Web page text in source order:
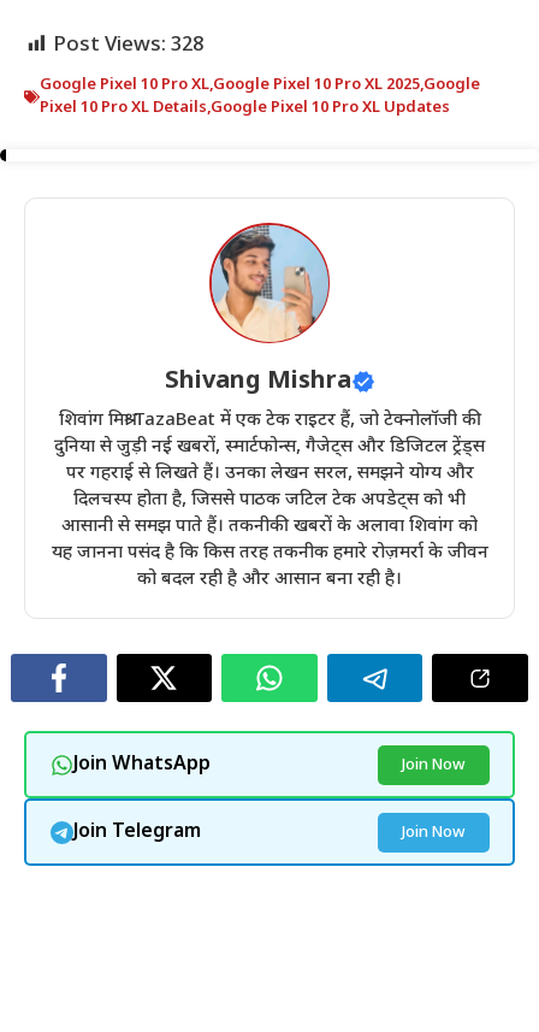
Post Views: 328
Google Pixel 10 Pro XL,Google Pixel 10 Pro XL 2025,Google
Pixel 10 Pro XL Details,Google Pixel 10 Pro XL Updates
Shivang Mishra
शिवांग मिश्रा TazaBeat में एक टेक राइटर हैं, जो टेक्नोलॉजी की
दुनिया से जुड़ी नई खबरों, स्मार्टफोन्स, गैजेट्स और डिजिटल ट्रेंड्स
पर गहराई से लिखते हैं। उनका लेखन सरल, समझने योग्य और
दिलचस्प होता है, जिससे पाठक जटिल टेक अपडेट्स को भी
आसानी से समझ पाते हैं। तकनीकी खबरों के अलावा शिवांग को
यह जानना पसंद है कि किस तरह तकनीक हमारे रोज़मर्रा के जीवन
को बदल रही है और आसान बना रही है।
Join WhatsApp Join Now
Join Telegram Join Now